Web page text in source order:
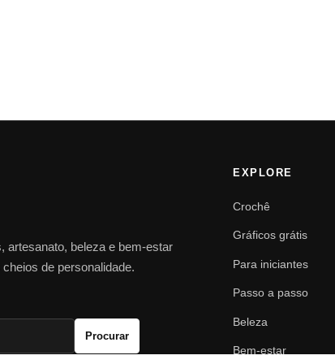
artesanato, beleza e bem-estar
de personalidade.
Procurar
EXPLORE
Crochê
Gráficos grátis
Para iniciantes
Passo a passo
Beleza
Bem-estar